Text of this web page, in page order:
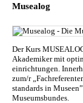
Musealog
Der Kurs
Akademiker mit
ein­rich­tun­gen.
zum/r
standards in
Museumsbundes.